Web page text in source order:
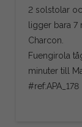
2 solstolar
ligger bara
Charcon.
Fuengirola
minuter till
#ref:APA_178